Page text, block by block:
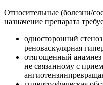
Относительные (болезни/
назначение препарата
односторонний
реноваскулярная
отягощенный анамнез
не связанному с